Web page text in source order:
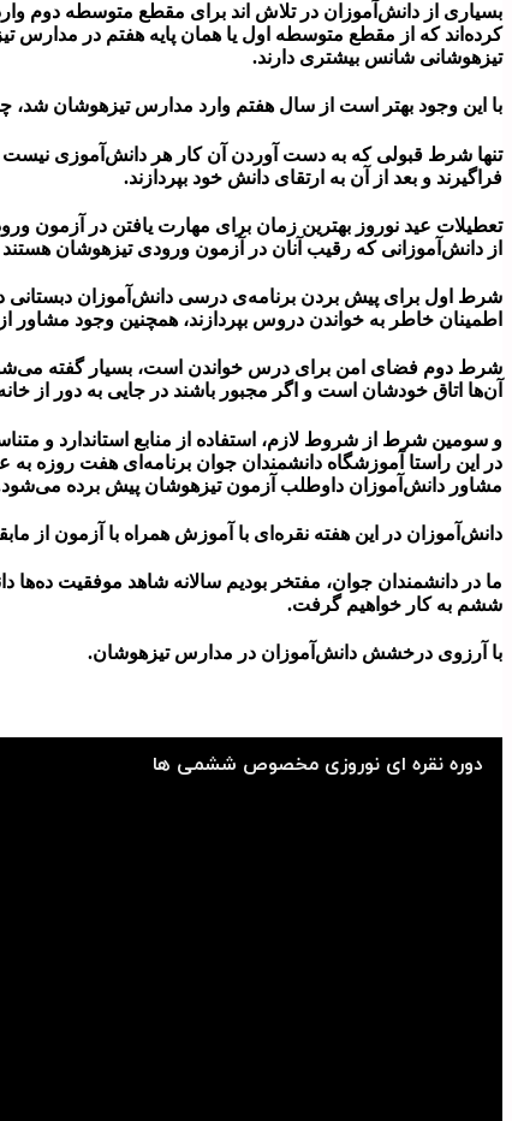
بسیاری از دانش‌آموزان در تلاش اند برای مقطع متوسطه دوم
کرده‌اند که از مقطع متوسطه اول یا همان پایه هفتم در
تیزهوشانی شانس بیشتری دارند.
با این وجود بهتر است از سال هفتم وارد مدارس تیزهوشان
تنها شرط قبولی که به دست آوردن آن کار هر دانش‌آموزی
فراگیرند و بعد از آن به ارتقای دانش خود بپردازند.
تعطیلات عید نوروز بهترین زمان برای مهارت یافتن در آزمون
از دانش‌آموزانی که رقیب آنان در آزمون ورودی تیزهوشان
شرط اول برای پیش بردن برنامه‌ی درسی دانش‌آموزان دبستانی در
اطمینان خاطر به خواندن دروس بپردازند، همچنین وجود مشاور
شرط دوم فضای امن برای درس خواندن است، بسیار گفته
آن‌ها اتاق خودشان است و اگر مجبور باشند در جایی به دور از
و سومین شرط از شروط لازم، استفاده از منابع استاندارد و
در این راستا آموزشگاه دانشمندان جوان برنامه‌ای هفت روزه به
مشاور دانش‌آموزان داوطلب آزمون تیزهوشان پیش برده
دانش‌آموزان در این هفته نقره‌ای با آموزش همراه با آزمون از
ما در دانشمندان جوان، مفتخر بودیم سالانه شاهد موفقیت
ششم به کار خواهیم گرفت.
با آرزوی درخشش دانش‌آموزان در مدارس تیزهوشان.